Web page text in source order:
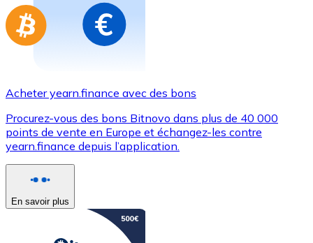
Acheter yearn.finance avec des bons
Procurez-vous des bons Bitnovo dans plus de 40 000
points de vente en Europe et échangez-les contre
yearn.finance depuis l’application.
En savoir plus